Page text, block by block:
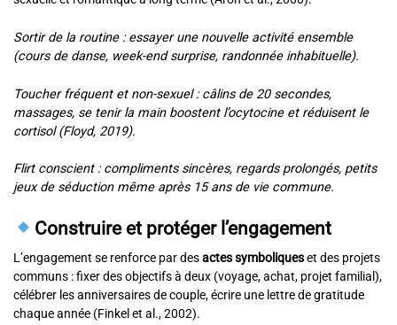
Sortir de la routine : essayer une nouvelle activité ensemble
(cours de danse, week-end surprise, randonnée inhabituelle).
Toucher fréquent et non-sexuel : câlins de 20 secondes,
massages, se tenir la main boostent l’ocytocine et réduisent le
cortisol (Floyd, 2019).
Flirt conscient : compliments sincères, regards prolongés, petits
jeux de séduction même après 15 ans de vie commune.
Construire et protéger l’engagement
L’engagement se renforce par desactes symboliqueset des projets
communs : fixer des objectifs à deux (voyage, achat, projet familial),
célébrer les anniversaires de couple, écrire une lettre de gratitude
chaque année (Finkel et al., 2002).